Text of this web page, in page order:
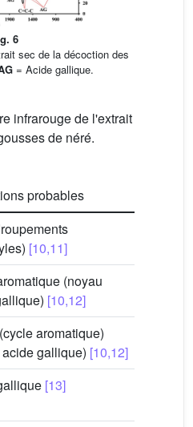
6
sec de la décoction des
= Acide gallique.
infrarouge de l'extrait
de néré.
probables
[10,11]
(noyau
[10,12]
aromatique)
gallique) [10,12]
[13]